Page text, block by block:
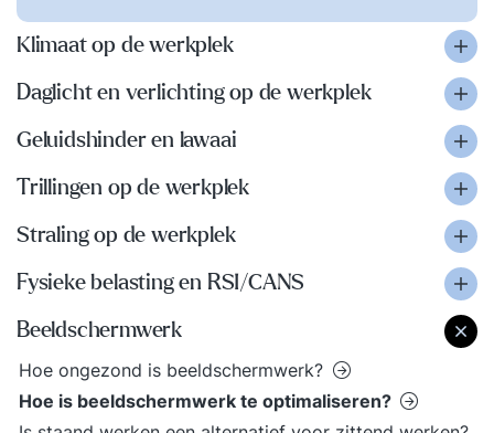
Klimaat op de werkplek
Daglicht en verlichting op de werkplek
Geluidshinder en lawaai
Trillingen op de werkplek
Straling op de werkplek
Fysieke belasting en RSI/CANS
Beeldschermwerk
Hoe ongezond is beeldschermwerk?
Hoe is beeldschermwerk te optimaliseren?